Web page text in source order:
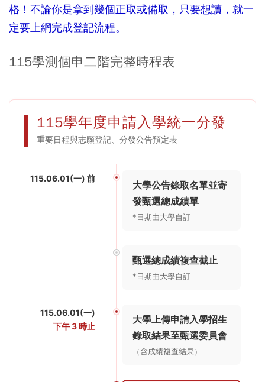
格！不論你是拿到幾個正取或備取，只要想讀，就一
定要上網完成登記流程。
115學測個申二階完整時程表
115學年度申請入學統一分發
重要日程與志願登記、分發公告預定表
115.06.01(一) 前
大學公告錄取名單並寄
發甄選總成績單
*日期由大學自訂
甄選總成績複查截止
*日期由大學自訂
115.06.01(一)
下午 3 時止
大學上傳申請入學招生
錄取結果至甄選委員會
（含成績複查結果）